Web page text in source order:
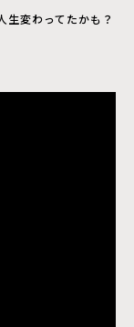
生変わってたかも？